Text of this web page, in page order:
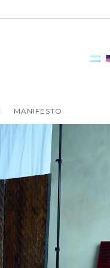
MANIFESTO